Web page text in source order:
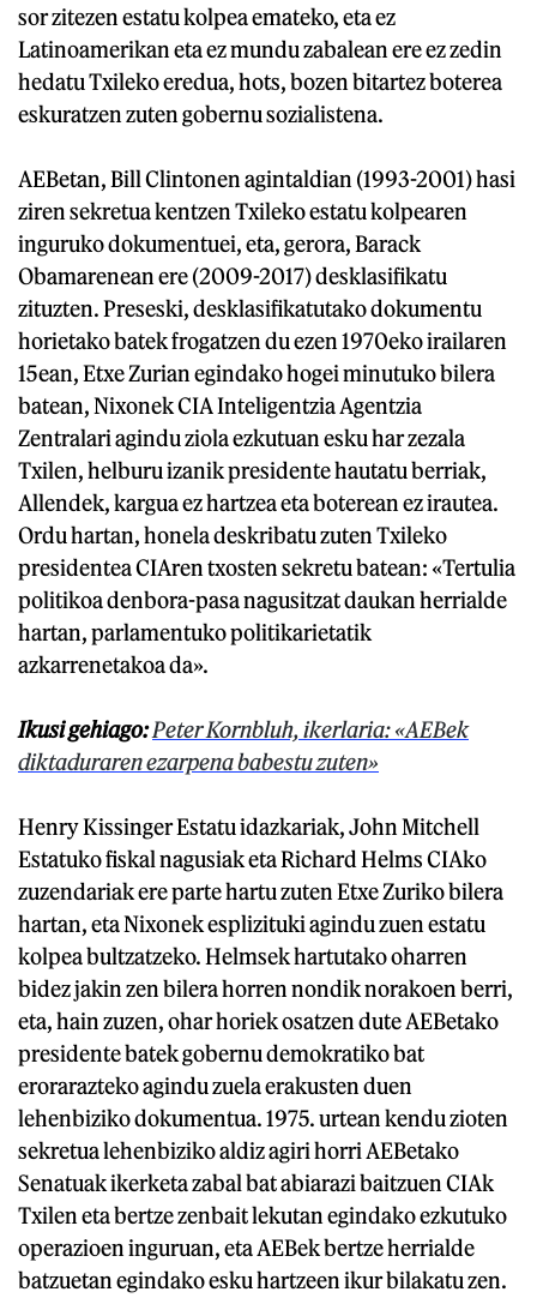
sor zitezen estatu kolpea emateko, eta ez
Latinoamerikan eta ez mundu zabalean ere ez zedin
hedatu Txileko eredua, hots, bozen bitartez boterea
eskuratzen zuten gobernu sozialistena.
AEBetan, Bill Clintonen agintaldian (1993-2001) hasi
ziren sekretua kentzen Txileko estatu kolpearen
inguruko dokumentuei, eta, gerora, Barack
Obamarenean ere (2009-2017) desklasifikatu
zituzten. Preseski, desklasifikatutako dokumentu
horietako batek frogatzen du ezen 1970eko irailaren
15ean, Etxe Zurian egindako hogei minutuko bilera
batean, Nixonek CIA Inteligentzia Agentzia
Zentralari agindu ziola ezkutuan esku har zezala
Txilen, helburu izanik presidente hautatu berriak,
Allendek, kargua ez hartzea eta boterean ez irautea.
Ordu hartan, honela deskribatu zuten Txileko
presidentea CIAren txosten sekretu batean: «Tertulia
politikoa denbora-pasa nagusitzat daukan herrialde
hartan, parlamentuko politikarietatik
azkarrenetakoa da».
Ikusi gehiago:Peter Kornbluh, ikerlaria: «AEBek
diktaduraren ezarpena babestu zuten»
Henry Kissinger Estatu idazkariak, John Mitchell
Estatuko fiskal nagusiak eta Richard Helms CIAko
zuzendariak ere parte hartu zuten Etxe Zuriko bilera
hartan, eta Nixonek esplizituki agindu zuen estatu
kolpea bultzatzeko. Helmsek hartutako oharren
bidez jakin zen bilera horren nondik norakoen berri,
eta, hain zuzen, ohar horiek osatzen dute AEBetako
presidente batek gobernu demokratiko bat
erorarazteko agindu zuela erakusten duen
lehenbiziko dokumentua. 1975. urtean kendu zioten
sekretua lehenbiziko aldiz agiri horri AEBetako
Senatuak ikerketa zabal bat abiarazi baitzuen CIAk
Txilen eta bertze zenbait lekutan egindako ezkutuko
operazioen inguruan, eta AEBek bertze herrialde
batzuetan egindako esku hartzeen ikur bilakatu zen.